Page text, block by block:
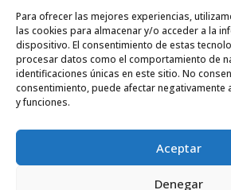
Para ofrecer las mejores experiencias,
las cookies para almacenar y/o acceder a la
dispositivo. El consentimiento de estas
procesar datos como el comportamiento de
identificaciones únicas en este sitio. No
consentimiento, puede afectar negativamente
y funciones.
Aceptar
Denegar
Política de Cookies
Contacto GPSR
Social